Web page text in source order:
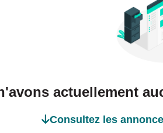
actuellement
Consultez les